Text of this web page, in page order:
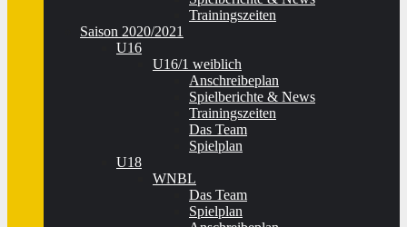
Trainingszeiten
Saison 2020/2021
U16
U16/1 weiblich
Anschreibeplan
Spielberichte & News
Trainingszeiten
Das Team
Spielplan
U18
WNBL
Das Team
Spielplan